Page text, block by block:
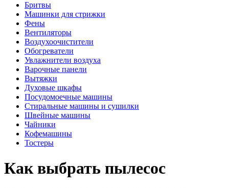
Бритвы
Машинки для стрижки
Фены
Вентиляторы
Воздухоочистители
Обогреватели
Увлажнители воздуха
Варочные панели
Вытяжки
Духовые шкафы
Посудомоечные машины
Стиральные машины и сушилки
Швейные машины
Чайники
Кофемашины
Тостеры
Как выбрать пылесос